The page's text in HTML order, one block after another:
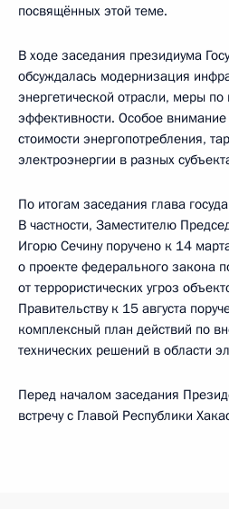
посвящённых этой теме.
В ходе заседания президиума
обсуждалась модернизация
энергетической отрасли, меры
эффективности. Особое
стоимости энергопотребления,
электроэнергии в разных
По итогам заседания глава
В частности, Заместителю
Игорю Сечину поручено к 14
о проекте федерального закона
от террористических угроз
Правительству к 15 августа
комплексный план действий по
технических решений в области
Перед началом заседания
встречу с Главой Республики